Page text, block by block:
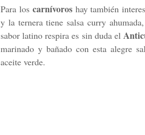
Para los carnívoros hay también
y la ternera tiene salsa curry
sabor latino respira es sin duda el
marinado y bañado con esta alegre
aceite verde.